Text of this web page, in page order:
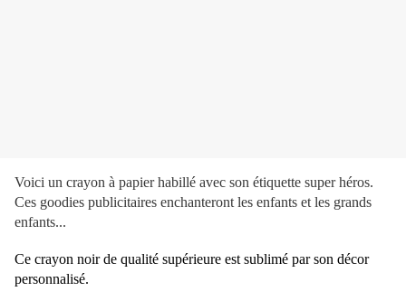
Voici un crayon à papier habillé avec son étiquette super héros.
Ces goodies publicitaires enchanteront les enfants et les grands
enfants...
Ce crayon noir de qualité supérieure est sublimé par son décor
personnalisé.